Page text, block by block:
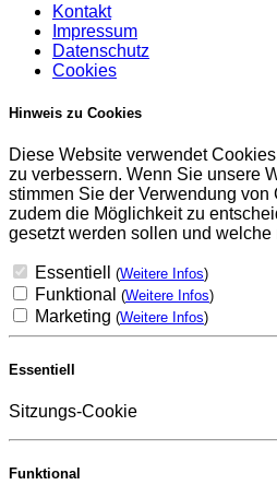
Kontakt
Impressum
Datenschutz
Cookies
Hinweis zu Cookies
Diese Website verwendet
zu verbessern. Wenn Sie unsere
stimmen Sie der Verwendung von
zudem die Möglichkeit zu
gesetzt werden sollen und welche
Essentiell (Weitere Infos)
Funktional (Weitere Infos)
Marketing (Weitere Infos)
Essentiell
Sitzungs-Cookie
Funktional